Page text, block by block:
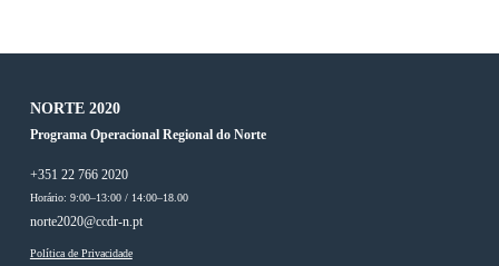
NORTE 2020
Programa Operacional Regional do Norte
+351 22 766 2020
Horário: 9:00–13:00 / 14:00–18.00
norte2020@ccdr-n.pt
Política de Privacidade